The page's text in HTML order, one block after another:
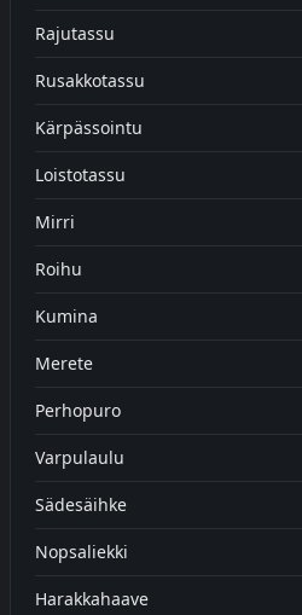
Rajutassu
Rusakkotassu
Kärpässointu
Loistotassu
Mirri
Roihu
Kumina
Merete
Perhopuro
Varpulaulu
Sädesäihke
Nopsaliekki
Harakkahaave